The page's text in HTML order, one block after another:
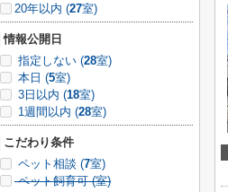
20年以内 (27室)
情報公開日
指定しない (28室)
本日 (5室)
3日以内 (18室)
1週間以内 (28室)
こだわり条件
ペット相談 (7室)
ペット飼育可 (室)